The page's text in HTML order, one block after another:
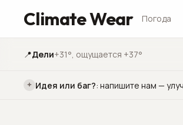
Climate Wear Погода
📍Дели+31°, ощущается +37°
Идея или баг?: напишите нам —